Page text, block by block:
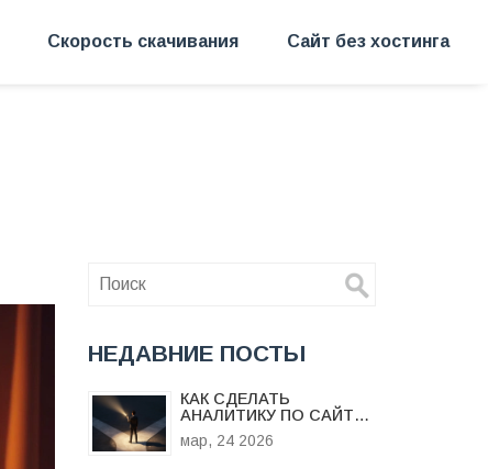
Скорость скачивания Сайт без хостинга
НЕДАВНИЕ ПОСТЫ
КАК СДЕЛАТЬ
АНАЛИТИКУ ПО САЙТУ:
ПОШАГОВОЕ
РУКОВОДСТВО 2026
мар, 24 2026